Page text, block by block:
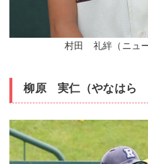
村田 礼絆（ニュー
柳原 実仁（やなはら